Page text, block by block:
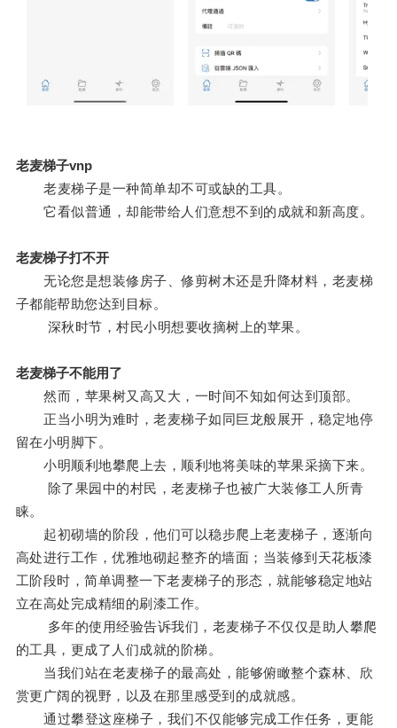
老麦梯子vnp
老麦梯子是一种简单却不可或缺的工具。
它看似普通，却能带给人们意想不到的成就和新高度。
老麦梯子打不开
无论您是想装修房子、修剪树木还是升降材料，老麦梯
子都能帮助您达到目标。
深秋时节，村民小明想要收摘树上的苹果。
老麦梯子不能用了
然而，苹果树又高又大，一时间不知如何达到顶部。
正当小明为难时，老麦梯子如同巨龙般展开，稳定地停
留在小明脚下。
小明顺利地攀爬上去，顺利地将美味的苹果采摘下来。
除了果园中的村民，老麦梯子也被广大装修工人所青
睐。
起初砌墙的阶段，他们可以稳步爬上老麦梯子，逐渐向
高处进行工作，优雅地砌起整齐的墙面；当装修到天花板漆
工阶段时，简单调整一下老麦梯子的形态，就能够稳定地站
立在高处完成精细的刷漆工作。
多年的使用经验告诉我们，老麦梯子不仅仅是助人攀爬
的工具，更成了人们成就的阶梯。
当我们站在老麦梯子的最高处，能够俯瞰整个森林、欣
赏更广阔的视野，以及在那里感受到的成就感。
通过攀登这座梯子，我们不仅能够完成工作任务，更能